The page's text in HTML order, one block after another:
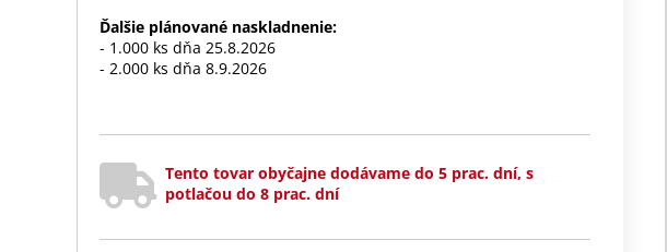
Ďalšie plánované naskladnenie:
- 1.000 ks dňa 25.8.2026
- 2.000 ks dňa 8.9.2026
Tento tovar obyčajne dodávame do 5 prac. dní, s
potlačou do 8 prac. dní